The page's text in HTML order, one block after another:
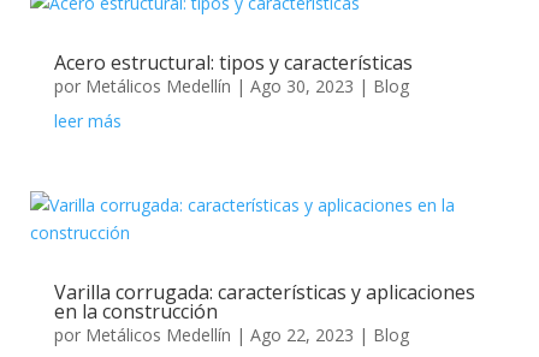
Acero estructural: tipos y características
por Metálicos Medellín | Ago 30, 2023 | Blog
leer más
Varilla corrugada: características y aplicaciones
en la construcción
por Metálicos Medellín | Ago 22, 2023 | Blog